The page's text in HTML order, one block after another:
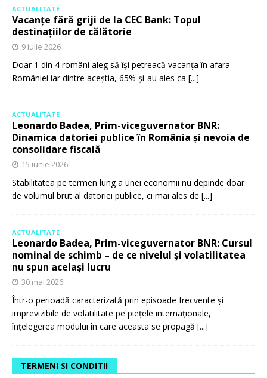
ACTUALITATE
Vacanțe fără griji de la CEC Bank: Topul
destinațiilor de călătorie
9 iulie 2026
Doar 1 din 4 români aleg să își petreacă vacanța în afara
României iar dintre aceștia, 65% și-au ales ca [...]
ACTUALITATE
Leonardo Badea, Prim-viceguvernator BNR:
Dinamica datoriei publice în România și nevoia de
consolidare fiscală
15 iunie 2026
Stabilitatea pe termen lung a unei economii nu depinde doar
de volumul brut al datoriei publice, ci mai ales de [...]
ACTUALITATE
Leonardo Badea, Prim-viceguvernator BNR: Cursul
nominal de schimb – de ce nivelul și volatilitatea
nu spun același lucru
30 mai 2026
Într-o perioadă caracterizată prin episoade frecvente și
imprevizibile de volatilitate pe piețele internaționale,
înțelegerea modului în care aceasta se propagă [...]
TERMENI SI CONDITII